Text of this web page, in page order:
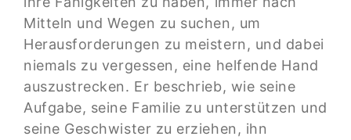
Mitteln und Wegen zu suchen, um
Herausforderungen zu meistern, und dabei
niemals zu vergessen, eine helfende Hand
auszustrecken. Er beschrieb, wie seine
Aufgabe, seine Familie zu unterstützen und
seine Geschwister zu erziehen, ihn